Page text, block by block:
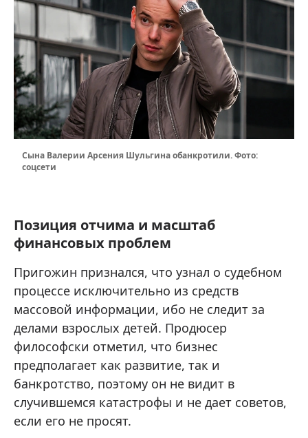
Сына Валерии Арсения Шульгина обанкротили. Фото:
соцсети
Позиция отчима и масштаб
финансовых проблем
Пригожин признался, что узнал о судебном
процессе исключительно из средств
массовой информации, ибо не следит за
делами взрослых детей. Продюсер
философски отметил, что бизнес
предполагает как развитие, так и
банкротство, поэтому он не видит в
случившемся катастрофы и не дает советов,
если его не просят.